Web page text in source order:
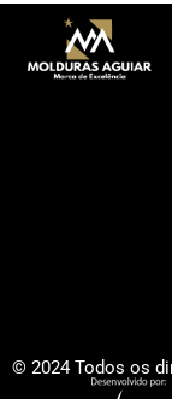
© 2024 Todos os